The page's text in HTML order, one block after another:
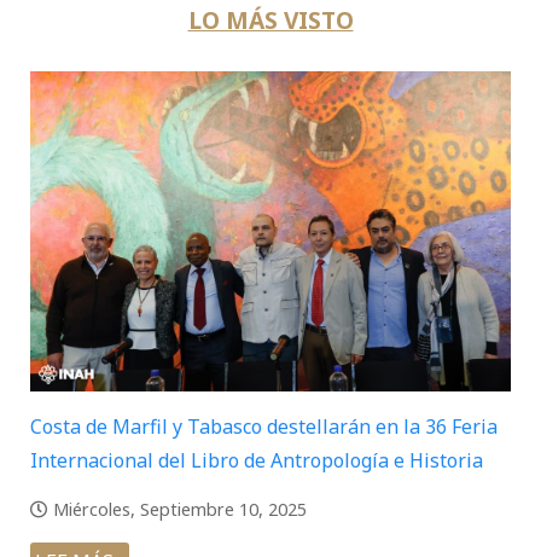
LO MÁS VISTO
Costa de Marfil y Tabasco destellarán en la 36 Feria
Internacional del Libro de Antropología e Historia
Miércoles, Septiembre 10, 2025